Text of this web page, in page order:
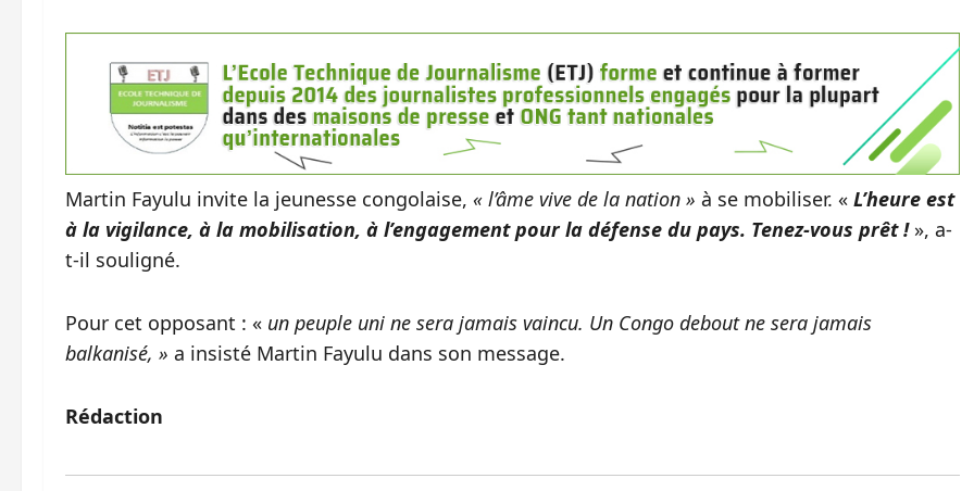
Martin Fayulu invite la jeunesse congolaise, « l’âme vive de la nation » à se mobiliser. « L’heure est
à la vigilance, à la mobilisation, à l’engagement pour la défense du pays. Tenez-vous prêt ! », a-
t-il souligné.
Pour cet opposant : « un peuple uni ne sera jamais vaincu. Un Congo debout ne sera jamais
balkanisé, » a insisté Martin Fayulu dans son message.
Rédaction